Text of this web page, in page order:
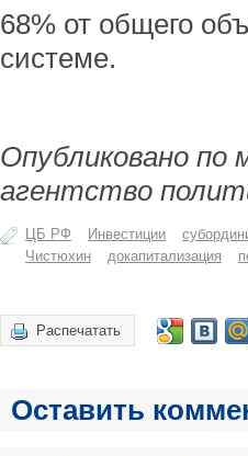
68% от общего
системе.
Опубликовано по
агентство
ЦБ РФ Инвестиции
Чистюхин
докапитализация
Распечатать
Оставить